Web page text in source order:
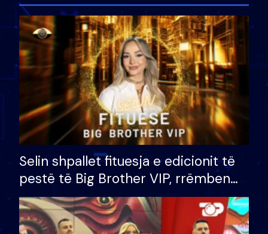
Selin shpallet fituesja e edicionit të
pestë të Big Brother VIP, rrëmben
çmimin e madh prej 100 mijë eurosh